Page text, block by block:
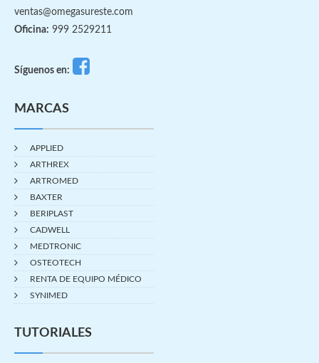
ventas@omegasureste.com
Oficina: 999 2529211
Síguenos en:
MARCAS
APPLIED
ARTHREX
ARTROMED
BAXTER
BERIPLAST
CADWELL
MEDTRONIC
OSTEOTECH
RENTA DE EQUIPO MÉDICO
SYNIMED
TUTORIALES